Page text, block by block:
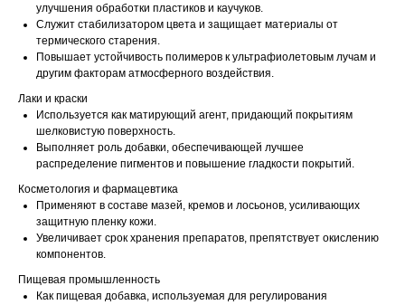
улучшения обработки пластиков и каучуков.
Служит стабилизатором цвета и защищает материалы от
термического старения.
Повышает устойчивость полимеров к ультрафиолетовым лучам и
другим факторам атмосферного воздействия.
Лаки и краски
Используется как матирующий агент, придающий покрытиям
шелковистую поверхность.
Выполняет роль добавки, обеспечивающей лучшее
распределение пигментов и повышение гладкости покрытий.
Косметология и фармацевтика
Применяют в составе мазей, кремов и лосьонов, усиливающих
защитную пленку кожи.
Увеличивает срок хранения препаратов, препятствует окислению
компонентов.
Пищевая промышленность
Как пищевая добавка, используемая для регулирования